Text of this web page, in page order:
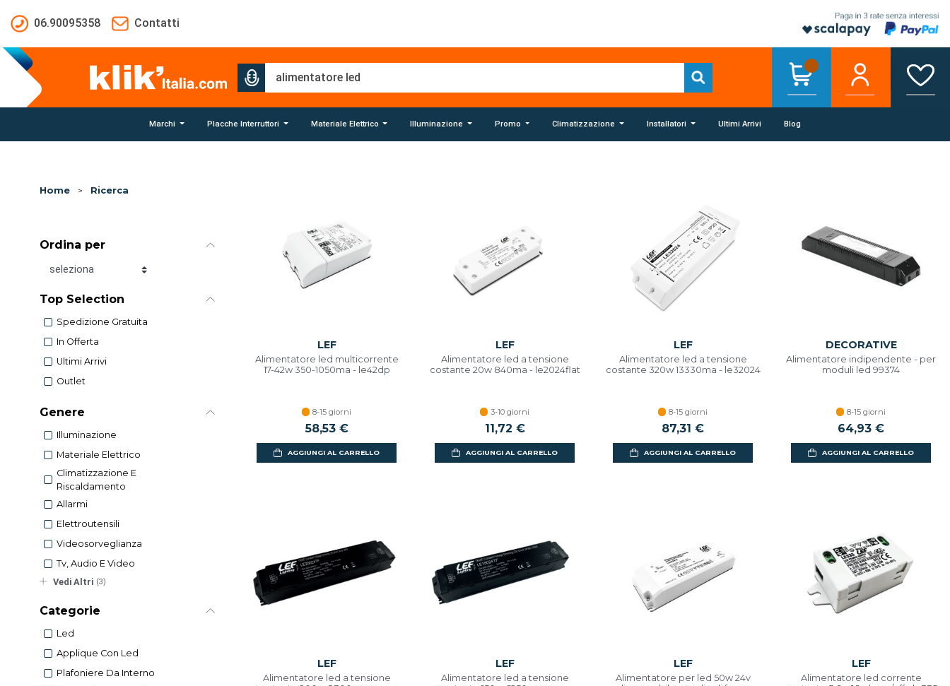
06.90095358
Contatti
Marchi Placche Interruttori Materiale Elettrico Illuminazione Promo Climatizzazione Installatori Ultimi Arrivi Blog
Home > Ricerca
Ordina per
Ordina per
Top Selection
Spedizione Gratuita
In Offerta
Ultimi Arrivi
Outlet
Genere
Illuminazione
Materiale Elettrico
Climatizzazione E
Riscaldamento
Allarmi
Elettroutensili
Videosorveglianza
Tv, Audio E Video
Vedi Altri (3)
Categorie
Led
Applique Con Led
Plafoniere Da Interno
LEF
Alimentatore led multicorrente
17-42w 350-1050ma - le42dp
8-15 giorni
58,53 €
AGGIUNGI AL CARRELLO
LEF
Alimentatore led a tensione
costante 20w 840ma - le2024flat
3-10 giorni
11,72 €
AGGIUNGI AL CARRELLO
LEF
Alimentatore led a tensione
costante 320w 13330ma - le32024
8-15 giorni
87,31 €
AGGIUNGI AL CARRELLO
DECORATIVE
Alimentatore indipendente - per
moduli led 99374
8-15 giorni
64,93 €
AGGIUNGI AL CARRELLO
LEF
Alimentatore led a tensione
LEF
Alimentatore led a tensione
LEF
Alimentatore per led 50w 24v
LEF
Alimentatore led corrente